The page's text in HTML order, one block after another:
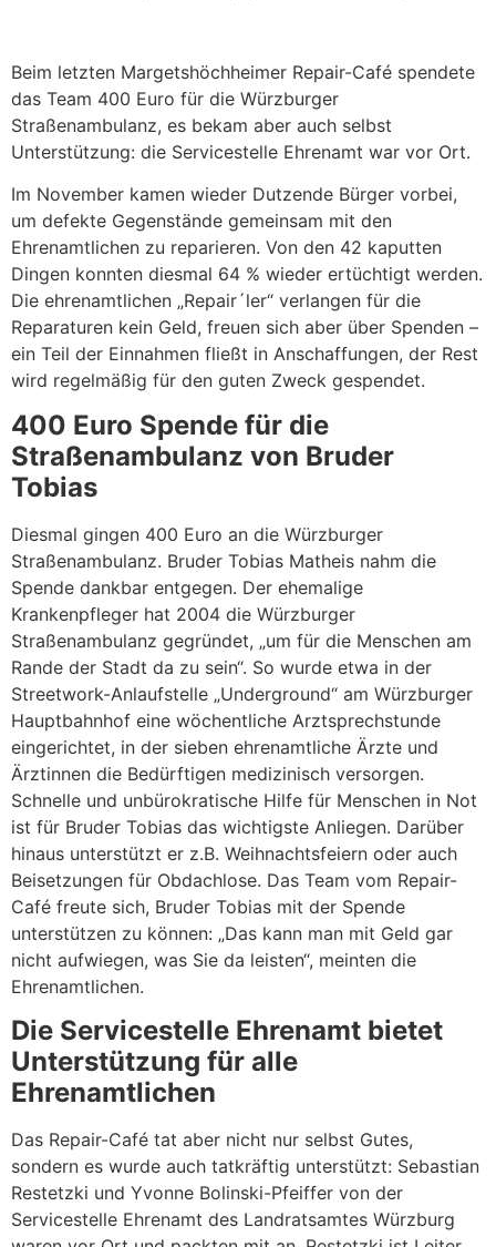
Beim letzten Margetshöchheimer Repair-Café spendete
das Team 400 Euro für die Würzburger
Straßenambulanz, es bekam aber auch selbst
Unterstützung: die Servicestelle Ehrenamt war vor Ort.
Im November kamen wieder Dutzende Bürger vorbei,
um defekte Gegenstände gemeinsam mit den
Ehrenamtlichen zu reparieren. Von den 42 kaputten
Dingen konnten diesmal 64 % wieder ertüchtigt werden.
Die ehrenamtlichen „Repair´ler“ verlangen für die
Reparaturen kein Geld, freuen sich aber über Spenden –
ein Teil der Einnahmen fließt in Anschaffungen, der Rest
wird regelmäßig für den guten Zweck gespendet.
400 Euro Spende für die
Straßenambulanz von Bruder
Tobias
Diesmal gingen 400 Euro an die Würzburger
Straßenambulanz. Bruder Tobias Matheis nahm die
Spende dankbar entgegen. Der ehemalige
Krankenpfleger hat 2004 die Würzburger
Straßenambulanz gegründet, „um für die Menschen am
Rande der Stadt da zu sein“. So wurde etwa in der
Streetwork-Anlaufstelle „Underground“ am Würzburger
Hauptbahnhof eine wöchentliche Arztsprechstunde
eingerichtet, in der sieben ehrenamtliche Ärzte und
Ärztinnen die Bedürftigen medizinisch versorgen.
Schnelle und unbürokratische Hilfe für Menschen in Not
ist für Bruder Tobias das wichtigste Anliegen. Darüber
hinaus unterstützt er z.B. Weihnachtsfeiern oder auch
Beisetzungen für Obdachlose. Das Team vom Repair-
Café freute sich, Bruder Tobias mit der Spende
unterstützen zu können: „Das kann man mit Geld gar
nicht aufwiegen, was Sie da leisten“, meinten die
Ehrenamtlichen.
Die Servicestelle Ehrenamt bietet
Unterstützung für alle
Ehrenamtlichen
Das Repair-Café tat aber nicht nur selbst Gutes,
sondern es wurde auch tatkräftig unterstützt: Sebastian
Restetzki und Yvonne Bolinski-Pfeiffer von der
Servicestelle Ehrenamt des Landratsamtes Würzburg